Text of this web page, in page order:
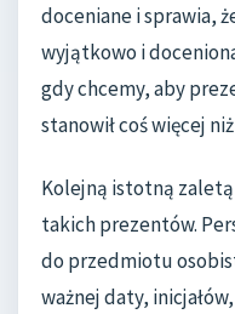
doceniane i sprawia,
wyjątkowo i
gdy chcemy, aby
stanowił coś więcej
Kolejną istotną
takich prezentów.
do przedmiotu
ważnej daty,